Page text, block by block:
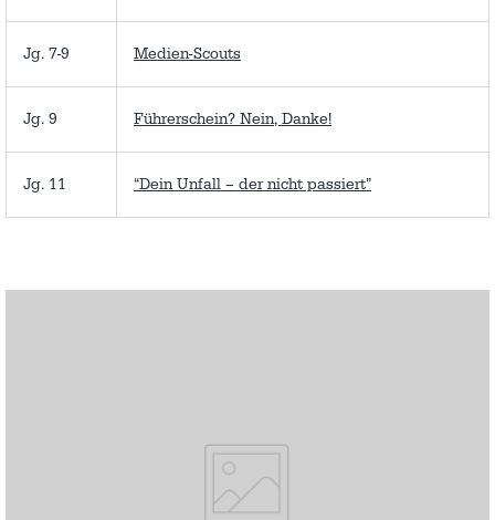
Jg. 7-9 Medien-Scouts
Jg. 9 Führerschein? Nein, Danke!
Jg. 11 “Dein Unfall – der nicht passiert”